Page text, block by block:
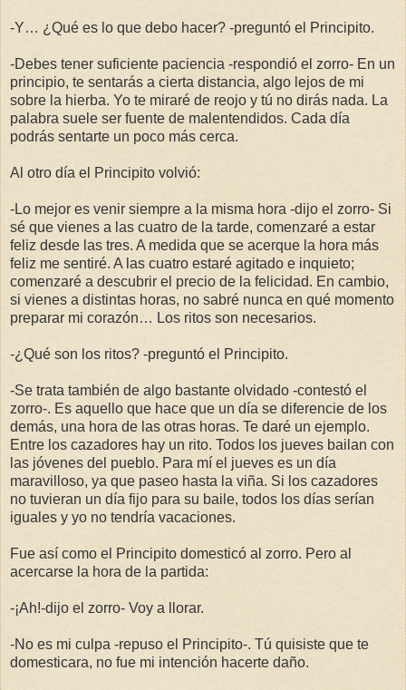
-Y… ¿Qué es lo que debo hacer? -preguntó el Principito.
-Debes tener suficiente paciencia -respondió el zorro- En un
principio, te sentarás a cierta distancia, algo lejos de mi
sobre la hierba. Yo te miraré de reojo y tú no dirás nada. La
palabra suele ser fuente de malentendidos. Cada día
podrás sentarte un poco más cerca.
Al otro día el Principito volvió:
-Lo mejor es venir siempre a la misma hora -dijo el zorro- Si
sé que vienes a las cuatro de la tarde, comenzaré a estar
feliz desde las tres. A medida que se acerque la hora más
feliz me sentiré. A las cuatro estaré agitado e inquieto;
comenzaré a descubrir el precio de la felicidad. En cambio,
si vienes a distintas horas, no sabré nunca en qué momento
preparar mi corazón… Los ritos son necesarios.
-¿Qué son los ritos? -preguntó el Principito.
-Se trata también de algo bastante olvidado -contestó el
zorro-. Es aquello que hace que un día se diferencie de los
demás, una hora de las otras horas. Te daré un ejemplo.
Entre los cazadores hay un rito. Todos los jueves bailan con
las jóvenes del pueblo. Para mí el jueves es un día
maravilloso, ya que paseo hasta la viña. Si los cazadores
no tuvieran un día fijo para su baile, todos los días serían
iguales y yo no tendría vacaciones.
Fue así como el Principito domesticó al zorro. Pero al
acercarse la hora de la partida:
-¡Ah!-dijo el zorro- Voy a llorar.
-No es mi culpa -repuso el Principito-. Tú quisiste que te
domesticara, no fue mi intención hacerte daño.